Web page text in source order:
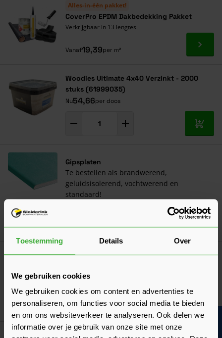
Toestemming Details Over
We gebruiken cookies
We gebruiken cookies om content en advertenties te
personaliseren, om functies voor social media te bieden
en om ons websiteverkeer te analyseren. Ook delen we
informatie over je gebruik van onze site met onze
Alles-in-één pakket!
CoverPro EPDM Dakbedekking Pakket
Verkrijgbaar in 13 lengtes
Vanaf19,39per m² Ga
Woodies Ultimate 4x40 Verzinkt - 2000
stuks (61999035)
Nu54,66per doos
In
Gipsplaten
Te bestellen als brandwerend,
geluidsisolerend, vochtwerend en
standaard!
Woodies Ultimate 4x50 Verzinkt - 1500
Nu56,93
In
Griffon PU Bruislijm Watervast D4